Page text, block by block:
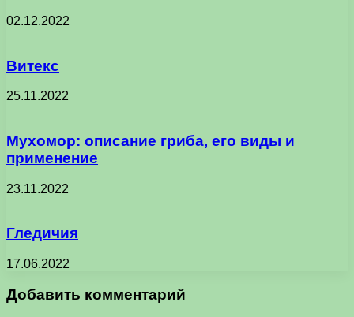
02.12.2022
Витекс
25.11.2022
Мухомор: описание гриба, его виды и
применение
23.11.2022
Гледичия
17.06.2022
Добавить комментарий